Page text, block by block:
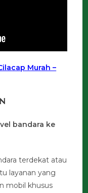
Murah –
bandara ke
terdekat atau
layanan yang
mobil khusus